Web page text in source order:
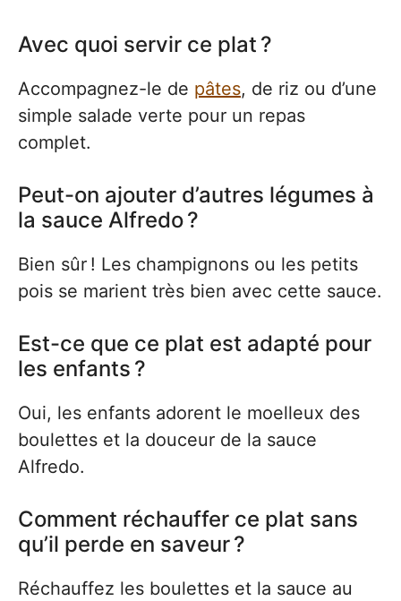
Avec quoi servir ce plat ?
Accompagnez-le de pâtes, de riz ou d’une
simple salade verte pour un repas
complet.
Peut-on ajouter d’autres légumes à
la sauce Alfredo ?
Bien sûr ! Les champignons ou les petits
pois se marient très bien avec cette sauce.
Est-ce que ce plat est adapté pour
les enfants ?
Oui, les enfants adorent le moelleux des
boulettes et la douceur de la sauce
Alfredo.
Comment réchauffer ce plat sans
qu’il perde en saveur ?
Réchauffez les boulettes et la sauce au